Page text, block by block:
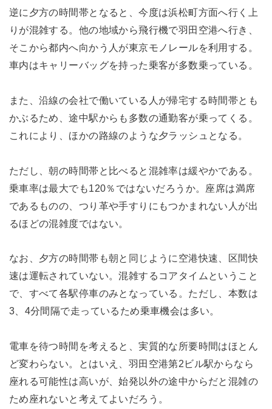
逆に夕方の時間帯となると、今度は浜松町方面へ行く上
りが混雑する。他の地域から飛行機で羽田空港へ行き、
そこから都内へ向かう人が東京モノレールを利用する。
車内はキャリーバッグを持った乗客が多数乗っている。
また、沿線の会社で働いている人が帰宅する時間帯とも
かぶるため、途中駅からも多数の通勤客が乗ってくる。
これにより、ほかの路線のような夕ラッシュとなる。
ただし、朝の時間帯と比べると混雑率は緩やかである。
乗車率は最大でも120％ではないだろうか。座席は満席
であるものの、つり革や手すりにもつかまれない人が出
るほどの混雑度ではない。
なお、夕方の時間帯も朝と同じように空港快速、区間快
速は運転されていない。混雑するコアタイムということ
で、すべて各駅停車のみとなっている。ただし、本数は
3、4分間隔で走っているため乗車機会は多い。
電車を待つ時間を考えると、実質的な所要時間はほとん
ど変わらない。とはいえ、羽田空港第2ビル駅からなら
座れる可能性は高いが、始発以外の途中からだと混雑の
ため座れないと考えてよいだろう。